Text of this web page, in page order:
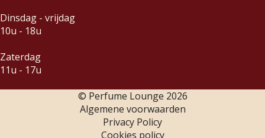
Dinsdag - vrijdag
10u - 18u
Zaterdag
11u - 17u
© Perfume Lounge 2026
Algemene voorwaarden
Privacy Policy
Cookies policy